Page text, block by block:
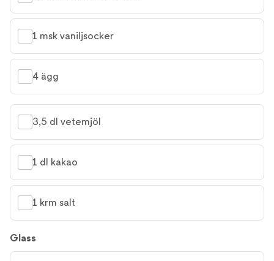
1 msk vaniljsocker
4 ägg
3,5 dl vetemjöl
1 dl kakao
1 krm salt
Glass